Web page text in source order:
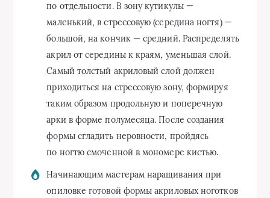
по отдельности. В зону кутикулы —
маленький, в стрессовую (середина ногтя) —
большой, на кончик — средний. Распределять
акрил от середины к краям, уменьшая слой.
Самый толстый акриловый слой должен
приходиться на стрессовую зону, формируя
таким образом продольную и поперечную
арки в форме полумесяца. После создания
формы сгладить неровности, пройдясь
по ногтю смоченной в мономере кистью.
Начинающим мастерам наращивания при
опиловке готовой формы акриловых ноготков